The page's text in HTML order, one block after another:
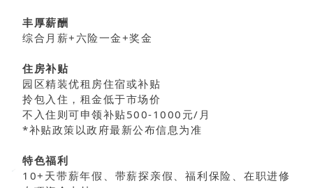
丰厚薪酬
综合月薪+六险一金+奖金
住房补贴
园区精装优租房住宿或补贴
拎包入住，租金低于市场价
不入住则可申领补贴500-1000元/月
*补贴政策以政府最新公布信息为准
特色福利
10+天带薪年假、带薪探亲假、福利保险、在职进修